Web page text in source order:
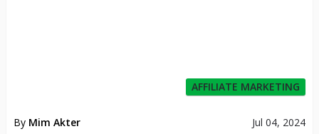
AFFILIATE MARKETING
By Mim Akter Jul 04, 2024